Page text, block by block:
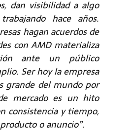
dan visibilidad a algo
hace años.
hagan acuerdos de
con AMD materializa
ante un público
Ser hoy la empresa
grande del mundo por
mercado es un hito
consistencia y tiempo,
o anuncio”.